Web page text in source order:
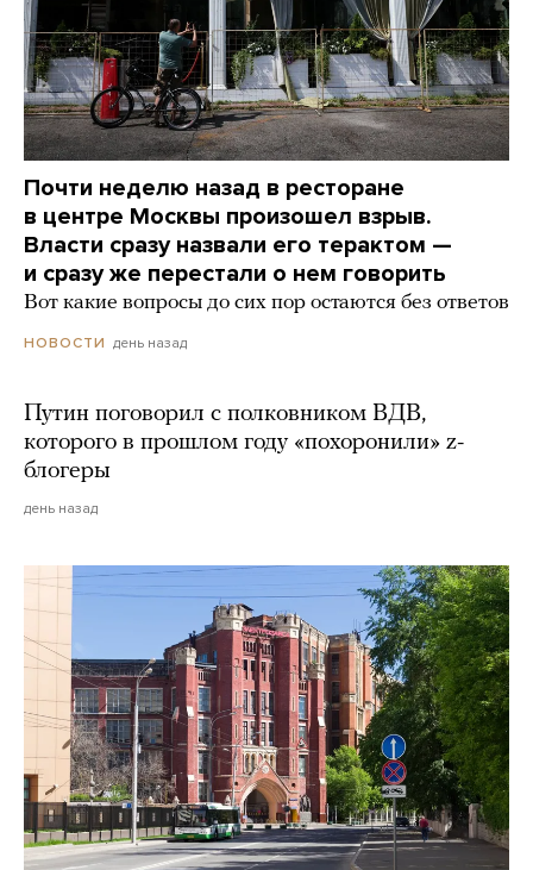
Почти неделю назад в ресторане
в центре Москвы произошел взрыв.
Власти сразу назвали его терактом —
и сразу же перестали о нем говорить
Вот какие вопросы до сих пор остаются без ответов
НОВОСТИ день назад
Путин поговорил с полковником ВДВ,
которого в прошлом году «похоронили» z-
блогеры
день назад